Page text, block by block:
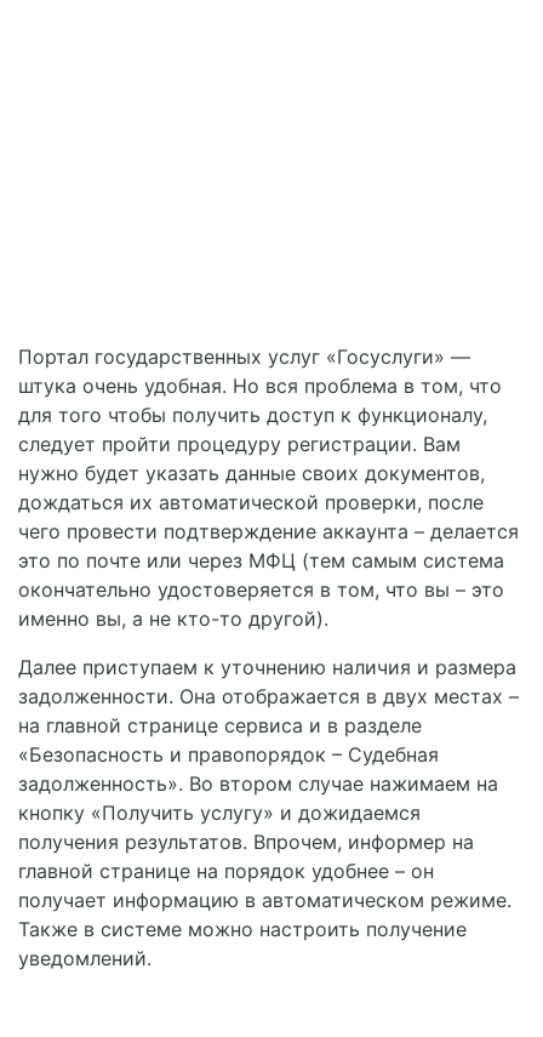
Портал государственных услуг «Госуслуги» —
штука очень удобная. Но вся проблема в том, что
для того чтобы получить доступ к функционалу,
следует пройти процедуру регистрации. Вам
нужно будет указать данные своих документов,
дождаться их автоматической проверки, после
чего провести подтверждение аккаунта – делается
это по почте или через МФЦ (тем самым система
окончательно удостоверяется в том, что вы – это
именно вы, а не кто-то другой).
Далее приступаем к уточнению наличия и размера
задолженности. Она отображается в двух местах –
на главной странице сервиса и в разделе
«Безопасность и правопорядок – Судебная
задолженность». Во втором случае нажимаем на
кнопку «Получить услугу» и дожидаемся
получения результатов. Впрочем, информер на
главной странице на порядок удобнее – он
получает информацию в автоматическом режиме.
Также в системе можно настроить получение
уведомлений.